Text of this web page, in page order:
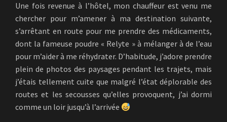
Une fois revenue à l’hôtel, mon chauffeur est venu me
chercher pour m’amener à ma destination suivante,
s’arrêtant en route pour me prendre des médicaments,
dont la fameuse poudre « Relyte » à mélanger à de l’eau
pour m’aider à me réhydrater. D’habitude, j’adore prendre
plein de photos des paysages pendant les trajets, mais
j’étais tellement cuite que malgré l’état déplorable des
routes et les secousses qu’elles provoquent, j’ai dormi
comme un loir jusqu’à l’arrivée